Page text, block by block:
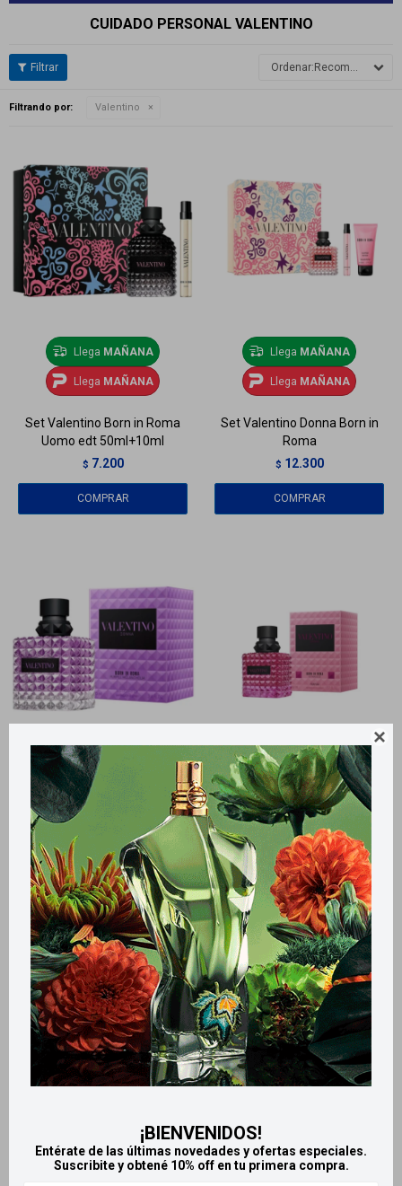

¡BIENVENIDOS!
Entérate de las últimas novedades y ofertas especiales.
Suscribite y obtené 10% off en tu primera compra.
CUIDADO PERSONAL VALENTINO
Recomendados
Filtrando por: Valentino
Llega MAÑANA
Llega MAÑANA
Set Valentino Born in Roma
Uomo edt 50ml+10ml
$ 7.200
Llega MAÑANA
Llega MAÑANA
Set Valentino Donna Born in
Roma
$ 12.300
Llega MAÑANA
Llega MAÑANA
Valentino Born in Roma
Purple Melancholia Donna -
100 ml
$ 12.295
LlegaMAÑANA
LlegaMAÑANA
Valentino Born In Roma
Extradose - 50 ml
$ 10.800